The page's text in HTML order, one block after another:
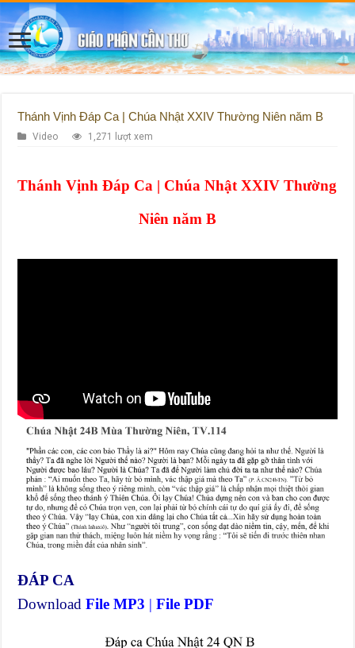
Thánh Vịnh Đáp Ca | Chúa Nhật XXIV Thường Niên năm B
Video 1,271 lượt xem
Thánh Vịnh Đáp Ca | Chúa Nhật XXIV Thường
Niên năm B
ĐÁP CA
DownloadFile MP3 |File PDF